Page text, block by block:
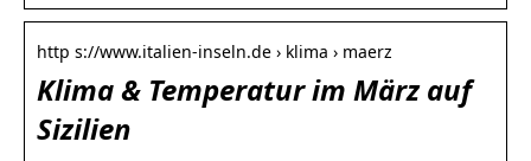
http s://www.italien-inseln.de › klima › maerz
Klima & Temperatur im März auf
Sizilien